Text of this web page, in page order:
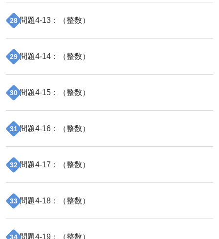
28 問題4-13 ：（整数）
29 問題4-14 ：（整数）
30 問題4-15 ：（整数）
31 問題4-16 ：（整数）
32 問題4-17 ：（整数）
33 問題4-18 ：（整数）
34 問題4-19 ：（整数）